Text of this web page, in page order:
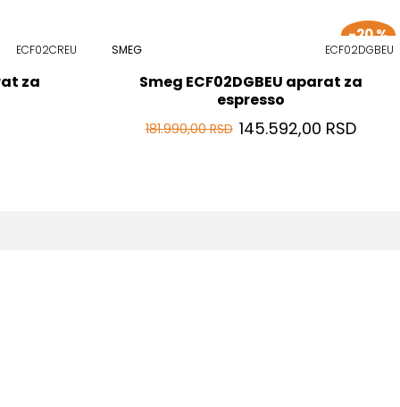
ECF02CREU
za
-20 %
SMEG ECF02DGBEU
Smeg ECF02DGBEU aparat za
espresso
145.592,00 RSD
181.990,00 RSD